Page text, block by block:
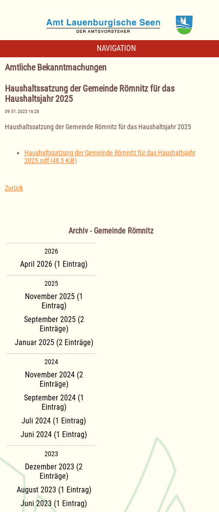
NAVIGATION
Amtliche Bekanntmachungen
Haushaltssatzung der Gemeinde Römnitz für das
Haushaltsjahr 2025
09.01.2025 16:28
Haushaltssatzung der Gemeinde Römnitz für das Haushaltsjahr 2025
Haushaltssatzung der Gemeinde Römnitz für das Haushaltsjahr
2025.pdf(48,5 KiB)
Zurück
Archiv - Gemeinde Römnitz
2026
April 2026 (1 Eintrag)
2025
November 2025 (1
Eintrag)
September 2025 (2
Einträge)
Januar 2025 (2 Einträge)
2024
November 2024 (2
Einträge)
September 2024 (1
Eintrag)
Juli 2024 (1 Eintrag)
Juni 2024 (1 Eintrag)
2023
Dezember 2023 (2
Einträge)
August 2023 (1 Eintrag)
Juni 2023 (1 Eintrag)